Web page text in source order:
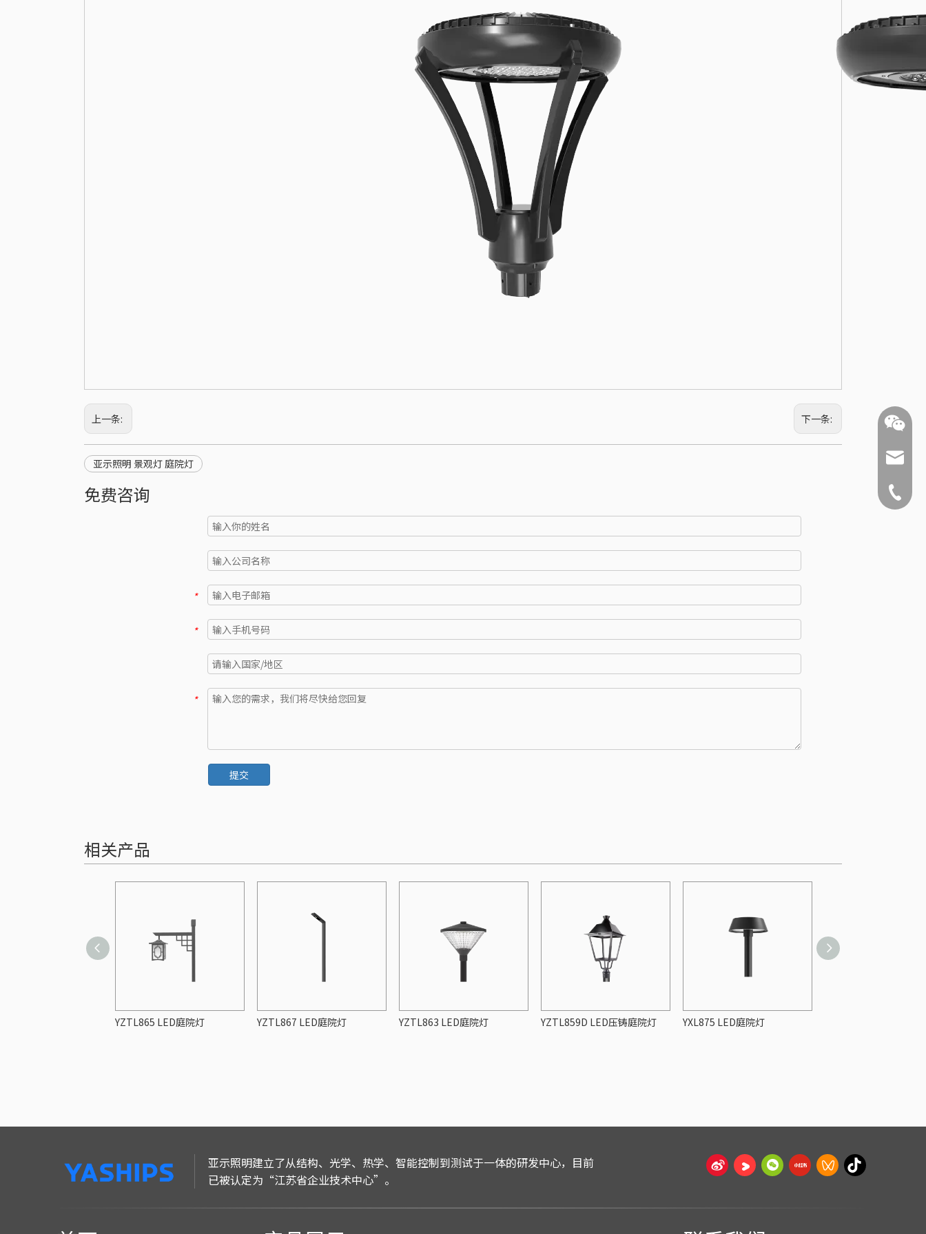
上一条: 下一条:
亚示照明 景观灯 庭院灯
免费咨询
*
*
*
提交
相关产品
YZTL865 LED庭院灯 YZTL867 LED庭院灯 YZTL863 LED庭院灯 YZTL859D LED压铸庭院灯 YXL875 LED庭院灯
+86-
亚示照明建立了从结构、光学、热学、智能控制到测试于一体的研发中心，目前
已被认定为“江苏省企业技术中心”。